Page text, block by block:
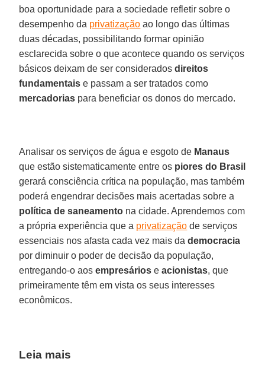
boa oportunidade para a sociedade refletir sobre o
desempenho da privatização ao longo das últimas
duas décadas, possibilitando formar opinião
esclarecida sobre o que acontece quando os serviços
básicos deixam de ser consideradosdireitos
fundamentais e passam a ser tratados como
mercadorias para beneficiar os donos do mercado.
Analisar os serviços de água e esgoto de Manaus
que estão sistematicamente entre os piores do Brasil
gerará consciência crítica na população, mas também
poderá engendrar decisões mais acertadas sobre a
política de saneamento na cidade. Aprendemos com
a própria experiência que a privatização de serviços
essenciais nos afasta cada vez mais dademocracia
por diminuir o poder de decisão da população,
entregando-o aosempresários eacionistas, que
primeiramente têm em vista os seus interesses
econômicos.
Leia mais